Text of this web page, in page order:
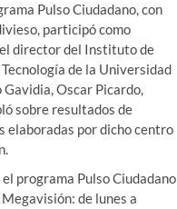
Pulso Ciudadano, con
participó como
director del Instituto de
de la Universidad
Gavidia, Oscar Picardo,
sobre resultados de
elaboradas por dicho centro
programa Pulso Ciudadano
de lunes a